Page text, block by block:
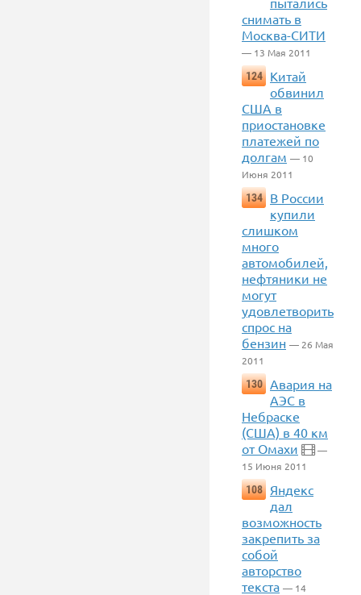
снимать в
Москва-СИТИ
— 13 Мая 2011
124
Китай
обвинил
США в
приостановке
платежей по
долгам — 10
Июня 2011
134
В России
купили
слишком
много
автомобилей,
нефтяники не
могут
удовлетворить
спрос на
бензин — 26 Мая
2011
130 Авария на
АЭС в
Небраске
(США) в 40 км
от Омахи
—
15 Июня 2011
108
Яндекс
дал
возможность
закрепить за
собой
авторство
текста — 14